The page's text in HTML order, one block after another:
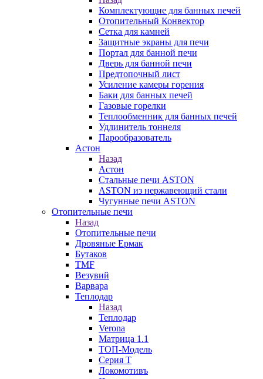
Комплектующие для банных печей
Отопительный Конвектор
Сетка для камней
Защитные экраны для печи
Портал для банной печи
Дверь для банной печи
Предтопочный лист
Усиление камеры горения
Баки для банных печей
Газовые горелки
Теплообменник для банных печей
Удлинитель тоннеля
Парообразователь
Астон
Назад
Астон
Стальные печи ASTON
ASTON из нержавеющий стали
Чугунные печи ASTON
Отопительные печи
Назад
Отопительные печи
Дровяные Ермак
Бутаков
TMF
Везувий
Варвара
Теплодар
Назад
Теплодар
Verona
Матрица 1.1
ТОП-Модель
Серия Т
Локомотивъ